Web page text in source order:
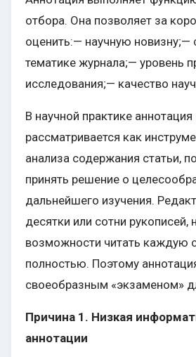
отбора. Она позволяет за
оценить:— научную новизну;—
тематике журнала;— уровень
исследования;— качество
В научной практике аннотация
рассматривается как
анализа содержания статьи,
принять решение о
дальнейшего изучения.
десятки или сотни рукописей,
возможности читать каждую
полностью. Поэтому
своеобразным «экзаменом»
Причина 1. Низкая
аннотации